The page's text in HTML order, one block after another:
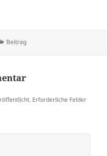
Kategorien
Beitrag
Erforderliche Felder